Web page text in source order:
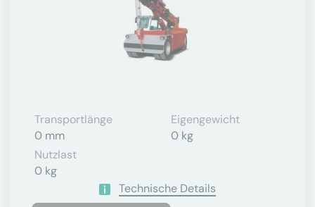
Transportlänge
0 mm
Eigengewicht
0 kg
Nutzlast
0 kg
Technische Details